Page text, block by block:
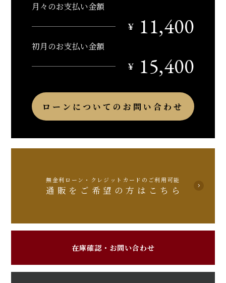
月々のお支払い金額
￥
11,400
初月のお支払い金額
￥
15,400
ローンについてのお問い合わせ
無金利ローン・クレジットカードのご利用可能
通販をご希望の方はこちら
在庫確認・お問い合わせ